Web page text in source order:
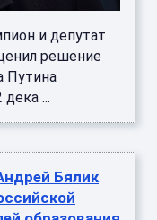
и депутат
решение
Путина
...
Бялик